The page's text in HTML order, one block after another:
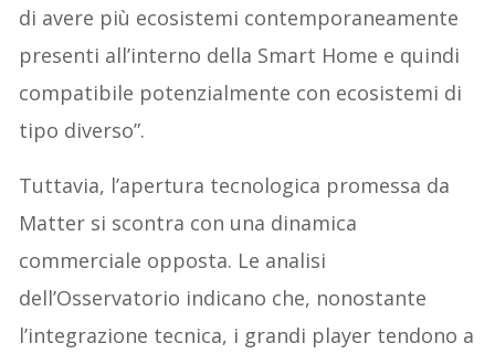
di avere più ecosistemi contemporaneamente
presenti all’interno della Smart Home e quindi
compatibile potenzialmente con ecosistemi di
tipo diverso”.
Tuttavia, l’apertura tecnologica promessa da
Matter si scontra con una dinamica
commerciale opposta. Le analisi
dell’Osservatorio indicano che, nonostante
l’integrazione tecnica, i grandi player tendono a